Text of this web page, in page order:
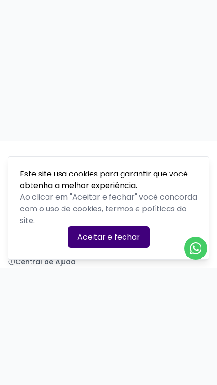
Este site usa cookies para garantir que você
obtenha a melhor experiência.
Ao clicar em "Aceitar e fechar" você concorda
com o uso de cookies, termos e políticas do
site.
Aceitar e fechar
Polenta Comedy
PLATAFORMA POR
Precisa de ajuda?
+55 (54) 99377-7581
Central de Ajuda